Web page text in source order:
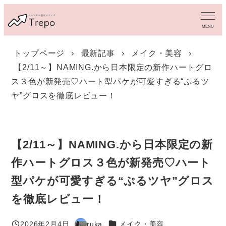
イ
MENU
トップページ 最新記事
メイク・美容
【2/11～】NAMING.から日本限定の新作ハートグロ
ス３色が新発売♡ハート型パケが可愛すぎる“ぷるツ
ヤ”グロスを徹底レビュー！
【2/11～】NAMING.から日本限定の新
作ハートグロス３色が新発売♡ハート
型パケが可愛すぎる“ぷるツヤ”グロス
を徹底レビュー！
2026年2月4日 ruka カテゴリー
メイク・美容